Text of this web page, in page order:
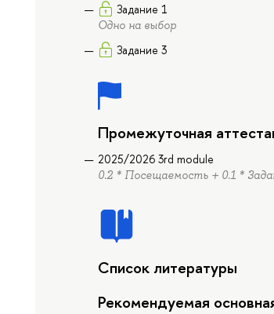
Задание 1
Одно на выбор
Задание 3
Промежуточная
2025/2026 3rd module
0.2 * Посещаемость + 0.1 *
Список литературы
Рекомендуемая